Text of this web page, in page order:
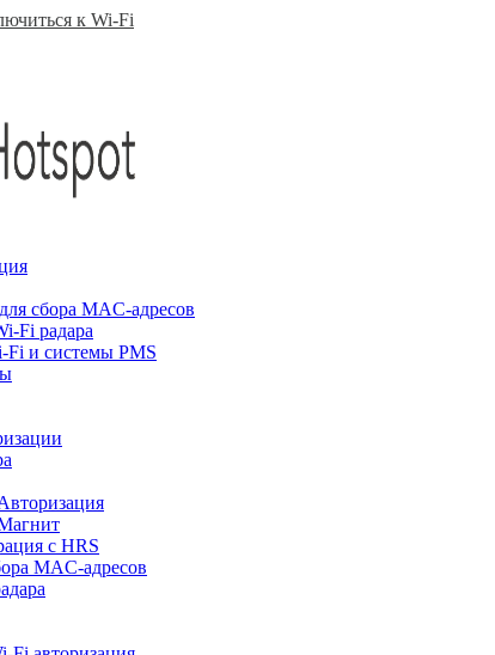
к Wi-Fi
сбора MAC-адресов
Fi радара
Fi и системы PMS
с HRS
MAC-адресов